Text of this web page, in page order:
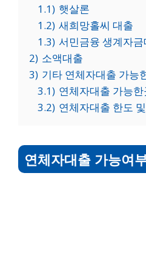
1.1) 햇살론
1.2) 새희망홀씨 대출
1.3) 서민금융 생계자금
2) 소액대출
3) 기타 연체자대출 가능
3.1) 연체자대출 가능한
3.2) 연체자대출 한도
연체자대출 가능여